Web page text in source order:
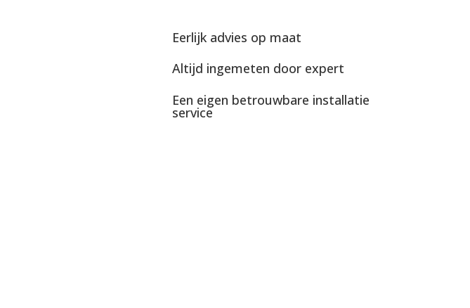
Eerlijk advies op maat
Altijd ingemeten door expert
Een eigen betrouwbare installatie
service